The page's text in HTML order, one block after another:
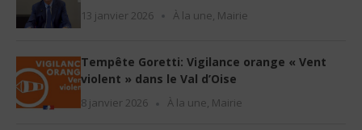
13 janvier 2026 À la une Mairie
Tempête Goretti: Vigilance orange « Vent
violent » dans le Val d’Oise
8 janvier 2026 À la une, Mairie